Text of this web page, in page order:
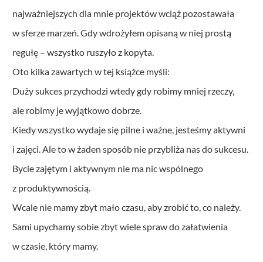
najważniejszych dla mnie projektów wciąż pozostawała
w sferze marzeń. Gdy wdrożyłem opisaną w niej prostą
regułę – wszystko ruszyło z kopyta.
Oto kilka zawartych w tej książce myśli:
Duży sukces przychodzi wtedy gdy robimy mniej rzeczy,
ale robimy je wyjątkowo dobrze.
Kiedy wszystko wydaje się pilne i ważne, jesteśmy aktywni
i zajęci. Ale to w żaden sposób nie przybliża nas do sukcesu.
Bycie zajętym i aktywnym nie ma nic wspólnego
z produktywnością.
Wcale nie mamy zbyt mało czasu, aby zrobić to, co należy.
Sami upychamy sobie zbyt wiele spraw do załatwienia
w czasie, który mamy.